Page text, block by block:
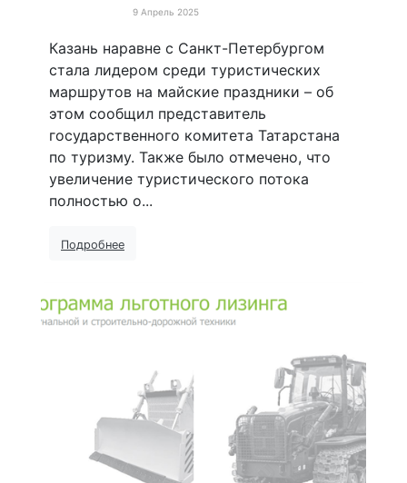
9 Апрель 2025
Казань наравне с Санкт-Петербургом
стала лидером среди туристических
маршрутов на майские праздники – об
этом сообщил представитель
государственного комитета Татарстана
по туризму. Также было отмечено, что
увеличение туристического потока
полностью о...
Подробнее